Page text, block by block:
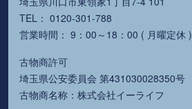
TEL： 0120-301-788
営業時間： 9：00～18：00 ( 月曜定休 )
古物商許可
埼玉県公安委員会 第431030028350号
古物商名称：株式会社イーライフ